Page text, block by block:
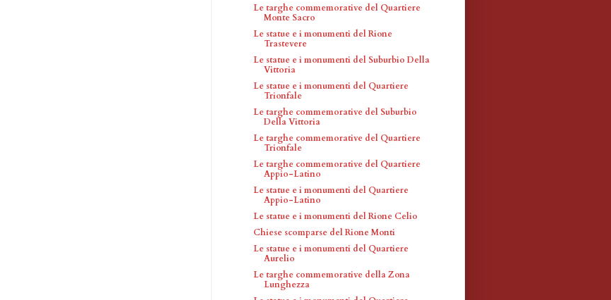
Le targhe commemorative del Quartiere
Monte Sacro
Le statue e i monumenti del Rione
Trastevere
Le statue e i monumenti del Suburbio Della
Vittoria
Le statue e i monumenti del Quartiere
Trionfale
Le targhe commemorative del Suburbio
Della Vittoria
Le targhe commemorative del Quartiere
Trionfale
Le targhe commemorative del Quartiere
Appio-Latino
Le statue e i monumenti del Quartiere
Appio-Latino
Le statue e i monumenti del Rione Celio
Chiese scomparse del Rione Monti
Le statue e i monumenti del Quartiere
Aurelio
Le targhe commemorative della Zona
Lunghezza